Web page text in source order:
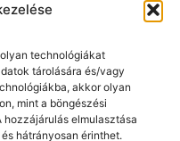
technológiákat
tárolására és/vagy
akkor olyan
mint a böngészési
elmulasztása
hátrányosan érinthet.
rights reserved